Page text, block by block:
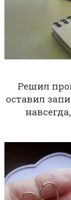
Решил
оставил